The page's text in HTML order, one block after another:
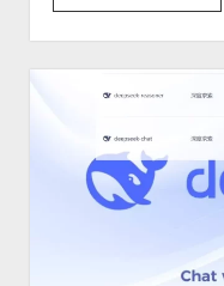
客
智
坊
引
入
对
级